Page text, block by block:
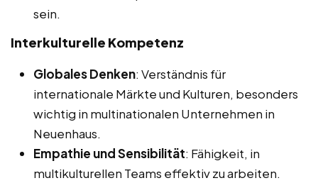
sein.
Interkulturelle Kompetenz
Globales Denken: Verständnis für
internationale Märkte und Kulturen, besonders
wichtig in multinationalen Unternehmen in
Neuenhaus.
Empathie und Sensibilität: Fähigkeit, in
multikulturellen Teams effektiv zu arbeiten.